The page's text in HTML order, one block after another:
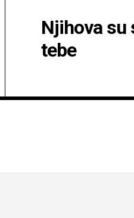
Njihova su
tebe